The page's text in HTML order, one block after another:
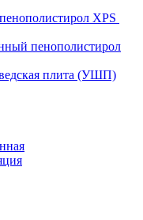
XPS
пенополистирол
плита (УШП)